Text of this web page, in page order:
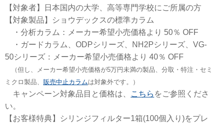
【対象者】日本国内の大学、高等専門学校にご所属の方
【対象製品】ショウデックスの標準カラム
・分析カラム：メーカー希望小売価格より 50％ OFF
・ガードカラム、ODPシリーズ、NH2Pシリーズ、VG-
50シリーズ：メーカー希望小売価格より 40％ OFF
（但し、メーカー希望小売価格が5万円未満の製品、分取・特注・セミ
ミクロ製品、 販売中止カラムは対象外です。）
キャンペーン対象品目と価格は、 こちら をご参照くださ
い。
【お客様特典】シリンジフィルター1箱(100個入り)をプレ